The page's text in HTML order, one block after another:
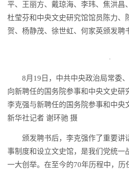
平、王丽方、戴琼海、李玮、焦洪昌
杜莹芬和中央文史研究馆馆员陈力、
贺、杨静茂、徐世虹、何家英颁发聘
8月19日，中共中央政治局常委
向新聘任的国务院参事和中央文史研
李克强与新聘任的国务院参事和中央
新华社记者 谢环驰 摄
颁发聘书后，李克强作了重要讲
事制度和设立文史馆，是我们党统一
一大创举。在至今的70年历程中，历